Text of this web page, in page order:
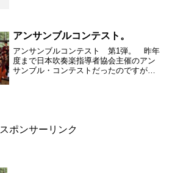
と休まずお世話に...
アンサンブルコンテスト。
アンサンブルコンテスト 第1弾。 昨年
度まで日本吹奏楽指導者協会主催のアン
サンブル・コンテストだったのですが、
スポンサーリンク